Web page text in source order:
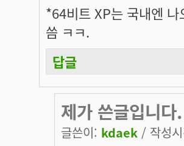
*64비트 XP는 국내엔
씀 ㅋㅋ.
답글
제가 쓴글입니
글쓴이: kdaek / 작성